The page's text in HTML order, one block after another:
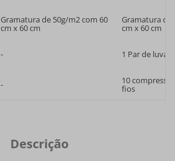
Gramatura de 50g/m2 com 60
cm x 60 cm
Gramatura de
cm x 60 cm
- 1 Par de luvas
- 10
fios
Descrição